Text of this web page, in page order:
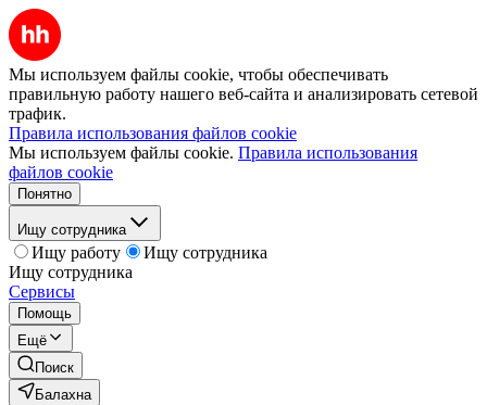
Мы используем файлы cookie, чтобы обеспечивать
правильную работу нашего веб-сайта и анализировать сетевой
трафик.
Правила использования файлов cookie
Мы используем файлы cookie. Правила использования
файлов cookie
Понятно
Ищу сотрудника
Ищу работу
Ищу сотрудника
Ищу сотрудника
Сервисы
Помощь
Ещё
Поиск
Балахна